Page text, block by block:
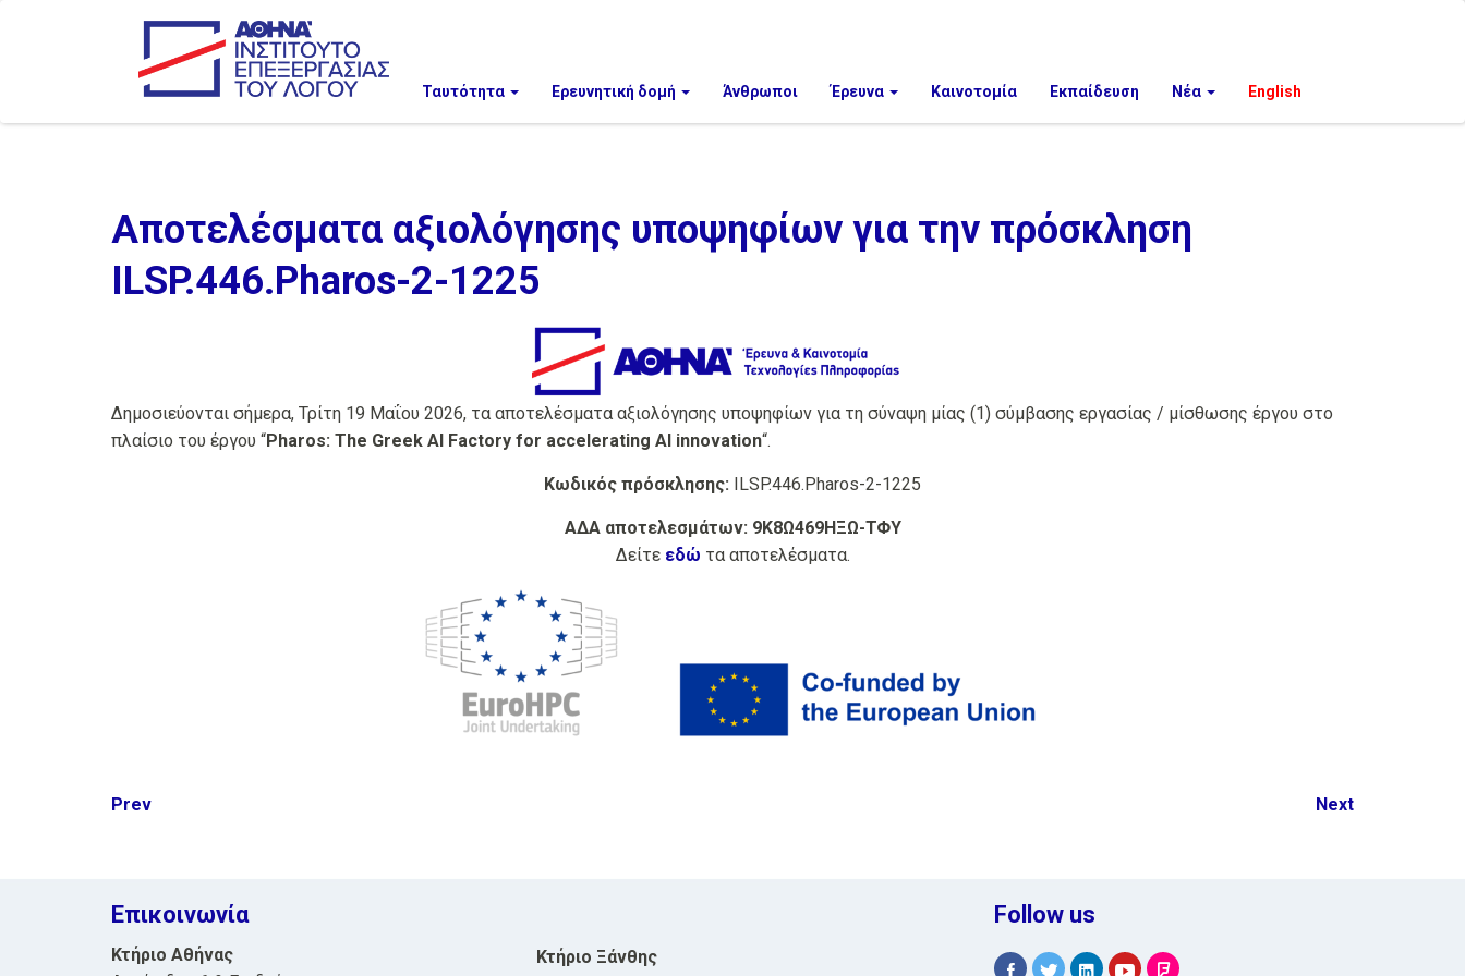
Ταυτότητα Ερευνητική δομή Άνθρωποι Έρευνα Καινοτομία Εκπαίδευση Νέα English
Αποτελέσματα αξιολόγησης υποψηφίων για την πρόσκληση
ILSP.446.Pharos-2-1225
Δημοσιεύονται σήμερα, Τρίτη 19 Μαΐου 2026, τα αποτελέσματα αξιολόγησης υποψηφίων για τη σύναψη μίας (1) σύμβασης εργασίας / μίσθωσης έργου στο
πλαίσιο του έργου “Pharos: The Greek AI Factory for accelerating AI innovation“.
Κωδικός πρόσκλησης: ILSP.446.Pharos-2-1225
ΑΔΑ αποτελεσμάτων: 9Κ8Ω469ΗΞΩ-ΤΦΥ
Δείτε εδώ τα αποτελέσματα.
Post
Prev Next
Επικοινωνία
Κτήριο Αθήνας
Κτήριο Ξάνθης
Follow us